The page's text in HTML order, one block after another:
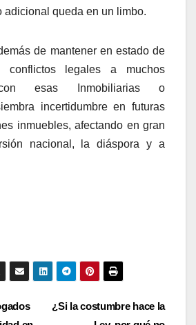
adicional queda en un limbo.
de mantener en estado de
conflictos legales a muchos
con esas Inmobiliarias o
incertidumbre en futuras
inmuebles, afectando en gran
nacional, la diáspora y a
¿Si la costumbre hace la